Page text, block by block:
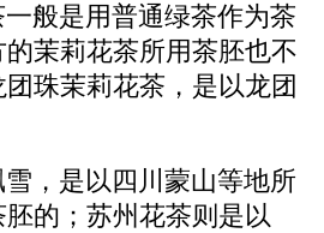
般是用普通绿茶作为茶
茉莉花茶所用茶胚也不
珠茉莉花茶，是以龙团
雪，是以四川蒙山等地所
的；苏州花茶则是以